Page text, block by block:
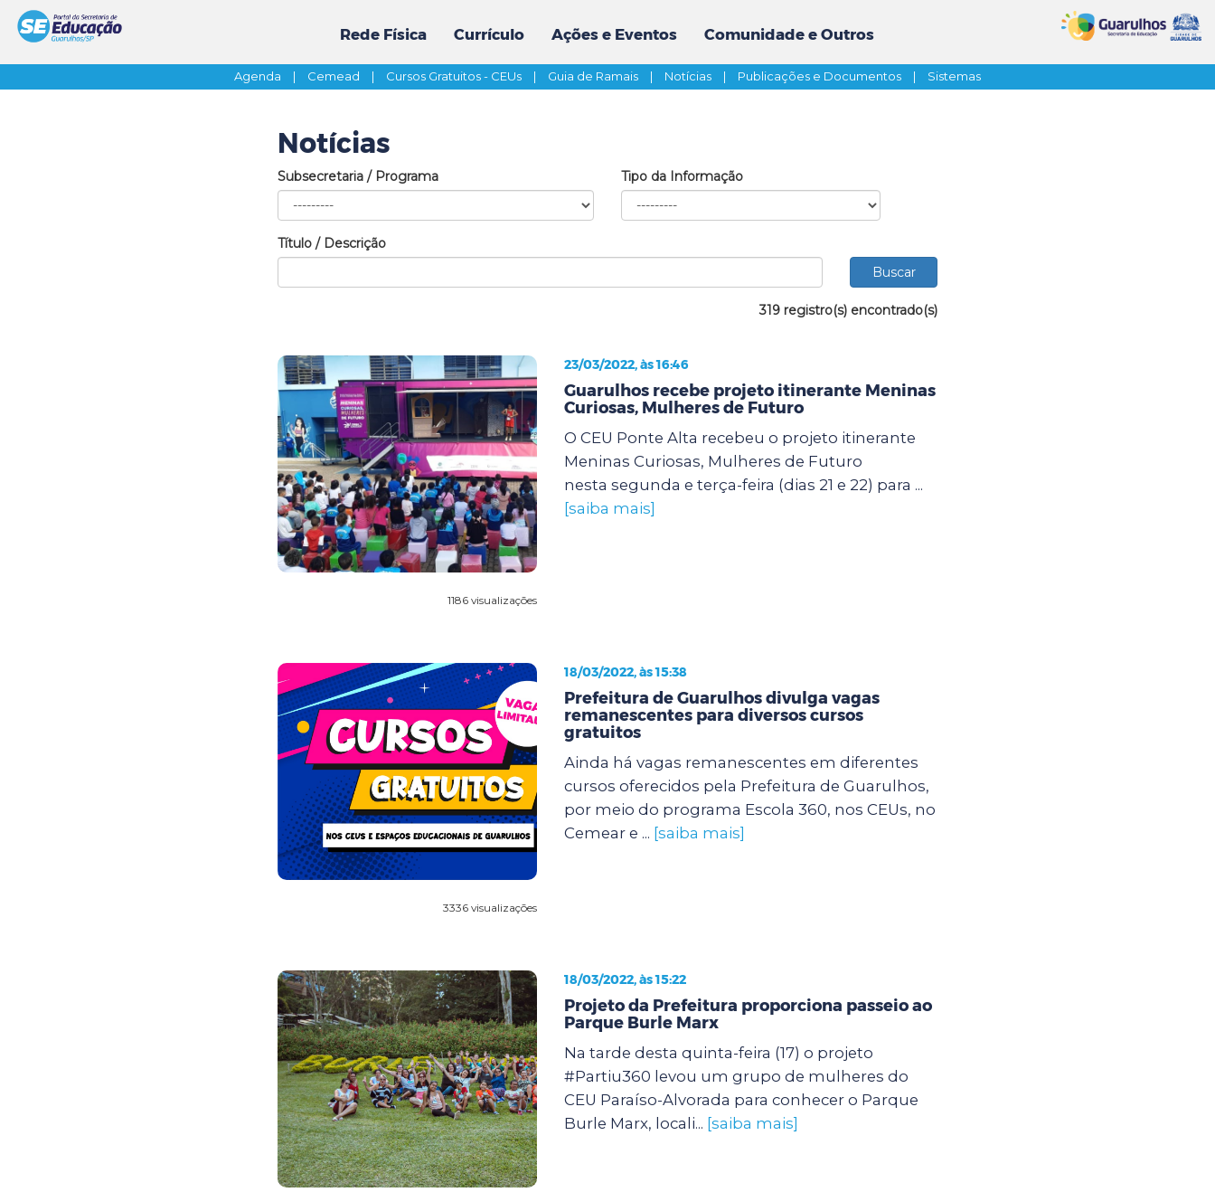
Rede Física Currículo Ações e Eventos Comunidade e Outros
Agenda | Cemead | Cursos Gratuitos - CEUs | Guia de Ramais | Notícias | Publicações e Documentos | Sistemas
Notícias
Subsecretaria / Programa Tipo da Informação
Título / Descrição
319 registro(s) encontrado(s)
1186 visualizações
23/03/2022, às 16:46
Guarulhos recebe projeto itinerante Meninas
Curiosas, Mulheres de Futuro
O CEU Ponte Alta recebeu o projeto itinerante
Meninas Curiosas, Mulheres de Futuro
nesta segunda e terça-feira (dias 21 e 22) para ...
[saiba mais]
3336 visualizações
18/03/2022, às 15:38
Prefeitura de Guarulhos divulga vagas
remanescentes para diversos cursos
gratuitos
Ainda há vagas remanescentes em diferentes
cursos oferecidos pela Prefeitura de Guarulhos,
por meio do programa Escola 360, nos CEUs, no
Cemear e ... [saiba mais]
18/03/2022, às 15:22
Projeto da Prefeitura proporciona passeio ao
Parque Burle Marx
Na tarde desta quinta-feira (17) o projeto
#Partiu360 levou um grupo de mulheres do
CEU Paraíso-Alvorada para conhecer o Parque
Burle Marx, locali... [saiba mais]